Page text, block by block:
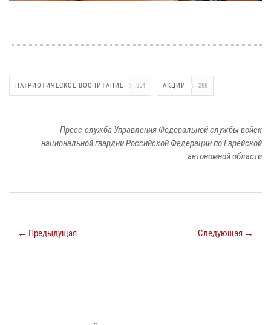
ПАТРИОТИЧЕСКОЕ ВОСПИТАНИЕ 354 АКЦИИ 288
Пресс-служба Управления Федеральной службы войск
национальной гвардии Российской Федерации по Еврейской
автономной области
← Предыдущая Следующая →